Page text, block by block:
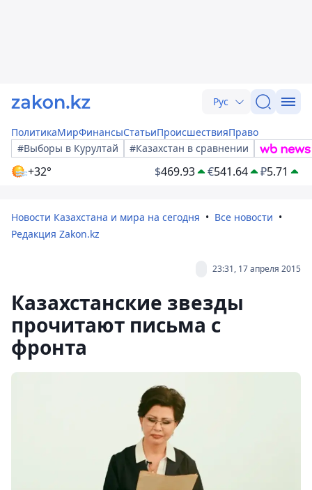
Рус
ПолитикаМирФинансыСтатьиПроисшествияПраво
#Выборы в Курултай
#Казахстан в сравнении
+32° $469.93 €541.64 ₽5.71
Новости Казахстана и мира на сегодня
Все новости
Редакция Zakon.kz
23:31, 17 апреля 2015
Казахстанские звезды
прочитают письма с
фронта